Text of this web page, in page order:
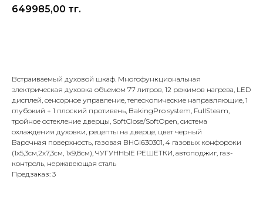
649985,00 тг.
Встраиваемый духовой шкаф. Многофункциональная
электрическая духовка объемом 77 литров, 12 режимов нагрева, LED
дисплей, сенсорное управление, телескопические направляющие, 1
глубокий + 1 плоский противень, BakingPro system, FullSteam,
тройное остекление дверцы, SoftClose/SoftOpen, система
охлаждения духовки, рецепты на дверце, цвет черный
Варочная поверхность, газовая BHGI630301, 4 газовых конфороки
(1х5,3см,2х7,3cм, 1х9,8см), ЧУГУННЫЕ РЕШЕТКИ, автоподжиг, газ-
контроль, нержавеющая сталь
Предзаказ: 3